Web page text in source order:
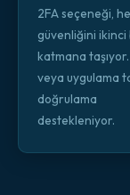
2FA seçeneği,
güvenliğini ikinci
katmana taşıyor.
veya uygulama
doğrulama
destekleniyor.